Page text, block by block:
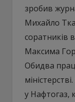
зробив
Михайло
соратників
Максима
Обидва
у Нафтогаз,